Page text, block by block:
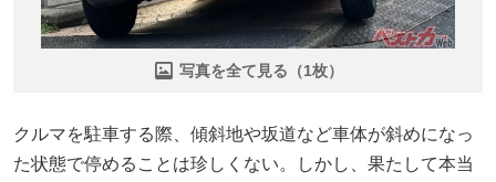
写真を全て見る（1枚）
クルマを駐車する際、傾斜地や坂道など車体が斜めになっ
た状態で停めることは珍しくない。しかし、果たして本当